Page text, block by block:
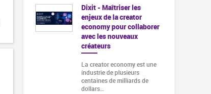
Dixit - Maîtriser les
enjeux de la creator
economy pour collaborer
avec les nouveaux
créateurs
La creator economy est une
industrie de plusieurs
centaines de milliards de
dollars…